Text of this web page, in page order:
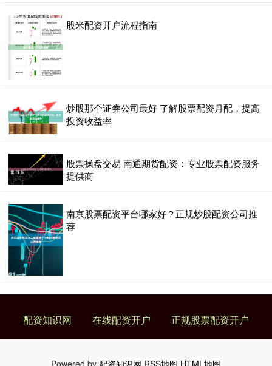
股米配资开户流程指南
炒股那个证券公司最好 了解股票配资月配，提高
投资收益率
股票操盘交易 南通期货配资：专业股票配资服务
提供商
南京股票配资平台哪家好？正规炒股配资公司推
荐
配资知识网 在线配资开户 正规股票配资开户